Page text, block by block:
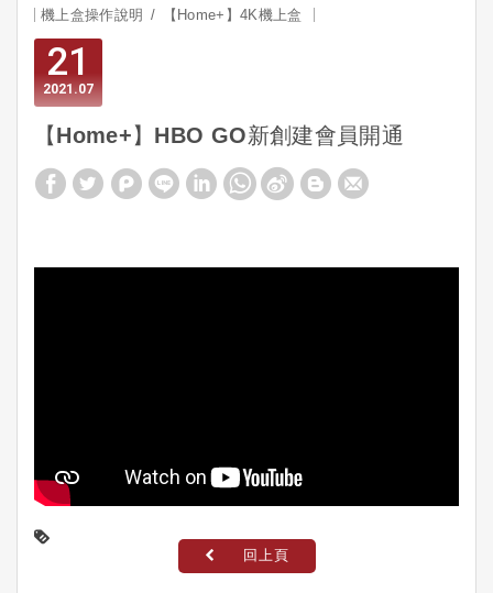
機上盒操作說明 【Home+】4K機上盒
21
07
2021
【Home+】HBO GO新創建會員開通
回上頁